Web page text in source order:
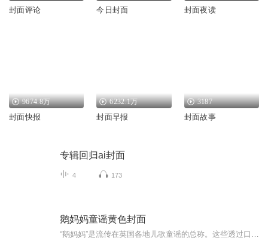
封面评论 今日封面 封面夜读
9674.8万
封面快报
6232.1万
封面早报
3187
封面故事
专辑回归ai封面
4 173
鹅妈妈童谣黄色封面